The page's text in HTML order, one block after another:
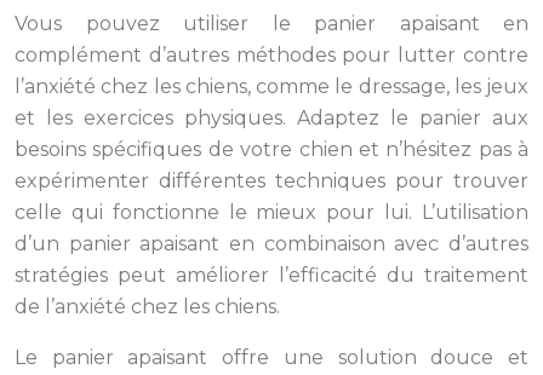
Vous pouvez utiliser le panier apaisant en
complément d’autres méthodes pour lutter contre
l’anxiété chez les chiens, comme le dressage, les jeux
et les exercices physiques. Adaptez le panier aux
besoins spécifiques de votre chien et n’hésitez pas à
expérimenter différentes techniques pour trouver
celle qui fonctionne le mieux pour lui. L’utilisation
d’un panier apaisant en combinaison avec d’autres
stratégies peut améliorer l’efficacité du traitement
de l’anxiété chez les chiens.
Le panier apaisant offre une solution douce et